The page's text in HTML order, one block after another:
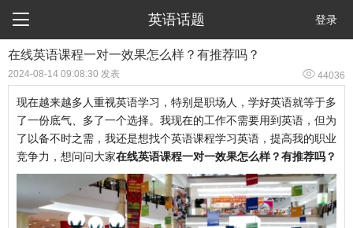
 英语话题 登录
在线英语课程一对一效果怎么样？有推荐吗？
2024-08-14 09:08:30 发表  44036
现在越来越多人重视英语学习，特别是职场人，学好英语就等于多
了一份底气、多了一个选择。我现在的工作不需要用到英语，但为
了以备不时之需，我还是想找个英语课程学习英语，提高我的职业
竞争力，想问问大家在线英语课程一对一效果怎么样？有推荐吗？